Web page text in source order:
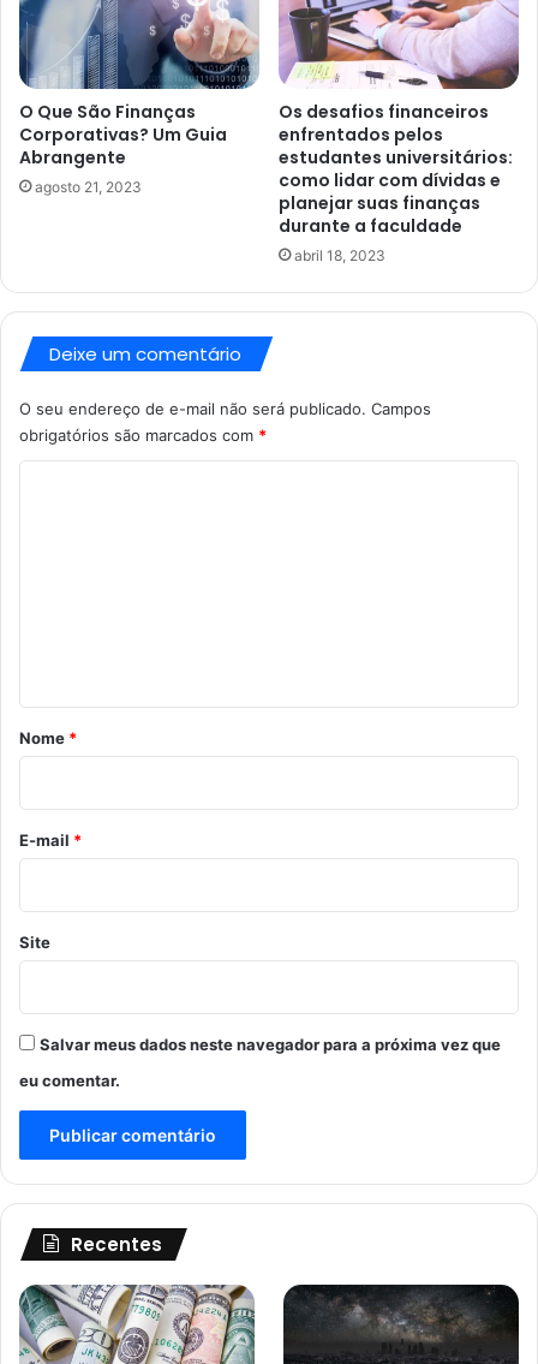
O Que São Finanças
Corporativas? Um Guia
Abrangente
agosto 21, 2023
Os desafios financeiros
enfrentados pelos
estudantes universitários:
como lidar com dívidas e
planejar suas finanças
durante a faculdade
abril 18, 2023
Deixe um comentário
O seu endereço de e-mail não será publicado. Campos
obrigatórios são marcados com *
r
o
*
Nome *
E-mail *
Site
Salvar meus dados neste navegador para a próxima vez que
eu comentar.
Recentes